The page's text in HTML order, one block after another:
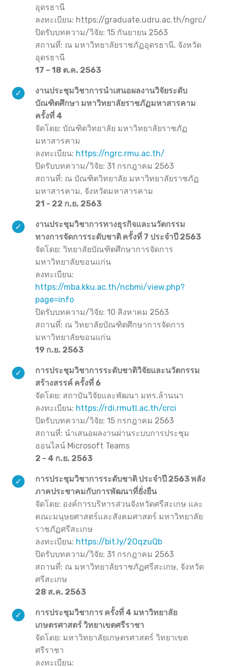
อุดรธานี
ลงทะเบียน: https://graduate.udru.ac.th/ngrc/
ปิดรับบทความ/วิจัย: 15 กันยายน 2563
สถานที่: ณ มหาวิทยาลัยราชภัฏอุดรธานี, จังหวัด
อุดรธานี
17 – 18 ต.ค. 2563
งานประชุมวิชาการนำเสนอผลงานวิจัยระดับ
บัณฑิตศึกษา มหาวิทยาลัยราชภัฏมหาสารคาม
ครั้งที่ 4
จัดโดย: บัณฑิตวิทยาลัย มหาวิทยาลัยราชภัฏ
มหาสารคาม
ลงทะเบียน: https://ngrc.rmu.ac.th/
ปิดรับบทความ/วิจัย: 31 กรกฎาคม 2563
สถานที่: ณ บัณฑิตวิทยาลัย มหาวิทยาลัยราชภัฏ
มหาสารคาม, จังหวัดมหาสารคาม
21 - 22 ก.ย. 2563
งานประชุมวิชาการทางธุรกิจและนวัตกรรม
ทางการจัดการระดับชาติ ครั้งที่ 7 ประจำปี 2563
จัดโดย: วิทยาลัยบัณฑิตศึกษาการจัดการ
มหาวิทยาลัยขอนแก่น
ลงทะเบียน:
https://mba.kku.ac.th/ncbmi/view.php?
page=info
ปิดรับบทความ/วิจัย: 10 สิงหาคม 2563
สถานที่: ณ วิทยาลัยบัณฑิตศึกษาการจัดการ
มหาวิทยาลัยขอนแก่น
19 ก.ย. 2563
การประชุมวิชาการระดับชาติวิจัยและนวัตกรรม
สร้างสรรค์ ครั้งที่ 6
จัดโดย: สถาบันวิจัยและพัฒนา มทร.ล้านนา
ลงทะเบียน: https://rdi.rmutl.ac.th/crci
ปิดรับบทความ/วิจัย: 15 กรกฎาคม 2563
สถานที่: นำเสนอผลงานผ่านระบบการประชุม
ออนไลน์ Microsoft Teams
2 - 4 ก.ย. 2563
การประชุมวิชาการระดับชาติ ประจำปี 2563 พลัง
ภาคประชาคมกับการพัฒนาที่ยั่งยืน
จัดโดย: องค์การบริหารส่วนจังหวัดศรีสะเกษ และ
คณะมนุษยศาสตร์และสังคมศาสตร์ มหาวิทยาลัย
ราชภัฏศรีสะเกษ
ลงทะเบียน: https://bit.ly/2OqzuQb
ปิดรับบทความ/วิจัย: 31 กรกฎาคม 2563
สถานที่: ณ มหาวิทยาลัยราชภัฏศรีสะเกษ, จังหวัด
ศรีสะเกษ
28 ส.ค. 2563
การประชุมวิชาการ ครั้งที่ 4 มหาวิทยาลัย
เกษตรศาสตร์ วิทยาเขตศรีราชา
จัดโดย: มหาวิทยาลัยเกษตรศาสตร์ วิทยาเขต
ศรีราชา
ลงทะเบียน: